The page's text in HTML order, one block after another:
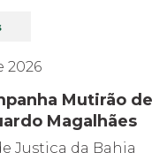
2026
Mutirão de
Magalhães
Justiça da Bahia